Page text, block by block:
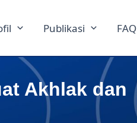
Publikasi FAQ
Akhlak dan